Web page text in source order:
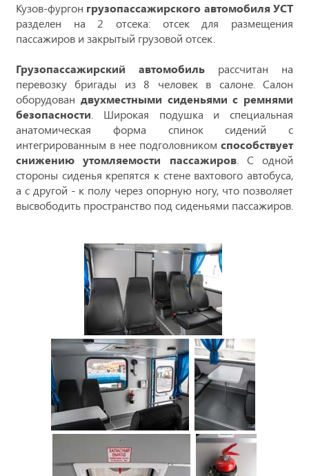
Кузов-фургон грузопассажирского автомобиля УСТ
разделен на 2 отсека: отсек для размещения
пассажиров и закрытый грузовой отсек.
Грузопассажирский автомобиль рассчитан на
перевозку бригады из 8 человек в салоне. Салон
оборудован двухместными сиденьями с ремнями
безопасности. Широкая подушка и специальная
анатомическая форма спинок сидений с
интегрированным в нее подголовником способствует
снижению утомляемости пассажиров. С одной
стороны сиденья крепятся к стене вахтового автобуса,
а с другой - к полу через опорную ногу, что позволяет
высвободить пространство под сиденьями пассажиров.